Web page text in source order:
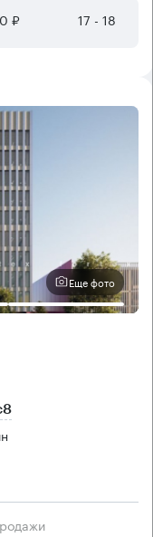
₽ 17 - 18
Еще фото